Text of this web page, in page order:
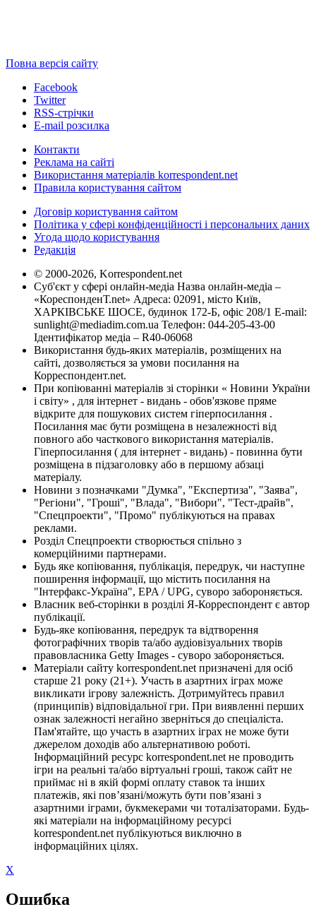
Повна версія сайту
Facebook
Twitter
RSS-стрічки
E-mail розсилка
Контакти
Реклама на сайті
Використання матеріалів korrespondent.net
Правила користування сайтом
Договір користування сайтом
Політика у сфері конфіденційності і персональних даних
Угода щодо користування
Редакція
© 2000-2026, Korrespondent.net
Суб'єкт у сфері онлайн-медіа Назва онлайн-медіа –
«КореспонденТ.net» Адреса: 02091, місто Київ,
ХАРКІВСЬКЕ ШОСЕ, будинок 172-Б, офіс 208/1 E-mail:
sunlight@mediadim.com.ua Телефон: 044-205-43-00
Ідентифікатор медіа – R40-06068
Використання будь-яких матеріалів, розміщених на
сайті, дозволяється за умови посилання на
Корреспондент.net.
При копіюванні матеріалів зі сторінки « Новини України
і світу» , для інтернет - видань - обов'язкове пряме
відкрите для пошукових систем гіперпосилання .
Посилання має бути розміщена в незалежності від
повного або часткового використання матеріалів.
Гіперпосилання ( для інтернет - видань) - повинна бути
розміщена в підзаголовку або в першому абзаці
матеріалу.
Новини з позначками "Думка", "Експертиза", "Заява",
"Регіони", "Гроші", "Влада", "Вибори", "Тест-драйв",
"Спецпроекти", "Промо" публікуються на правах
реклами.
Розділ Спецпроекти створюється спільно з
комерційними партнерами.
Будь яке копіювання, публікація, передрук, чи наступне
поширення інформації, що містить посилання на
"Інтерфакс-Україна", EPA / UPG, суворо забороняється.
Власник веб-сторінки в розділі Я-Корреспондент є автор
публікації.
Будь-яке копіювання, передрук та відтворення
фотографічних творів та/або аудіовізуальних творів
правовласника Getty Images - суворо забороняється.
Матеріали сайту korrespondent.net призначені для осіб
старше 21 року (21+). Участь в азартних іграх може
викликати ігрову залежність. Дотримуйтесь правил
(принципів) відповідальної гри. При виявленні перших
ознак залежності негайно зверніться до спеціаліста.
Пам'ятайте, що участь в азартних іграх не може бути
джерелом доходів або альтернативою роботі.
Інформаційний ресурс korrespondent.net не проводить
ігри на реальні та/або віртуальні гроші, також сайт не
приймає ні в якій формі оплату ставок та інших
платежів, які пов’язані/можуть бути пов’язані з
азартними іграми, букмекерами чи тоталізаторами. Будь-
які матеріали на інформаційному ресурсі
korrespondent.net публікуються виключно в
інформаційних цілях.
X
Ошибка